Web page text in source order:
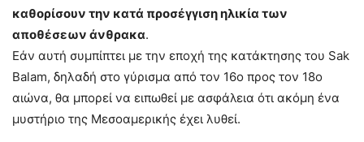
καθορίσουν την κατά προσέγγιση ηλικία των
αποθέσεων άνθρακα.
Εάν αυτή συμπίπτει με την εποχή της κατάκτησης του Sak
Balam, δηλαδή στο γύρισμα από τον 16ο προς τον 18ο
αιώνα, θα μπορεί να ειπωθεί με ασφάλεια ότι ακόμη ένα
μυστήριο της Μεσοαμερικής έχει λυθεί.